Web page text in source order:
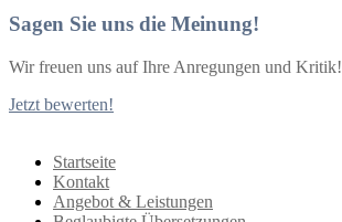
Sagen Sie uns die Meinung!
Wir freuen uns auf Ihre Anregungen und Kritik!
Jetzt bewerten!
Startseite
Kontakt
Angebot & Leistungen